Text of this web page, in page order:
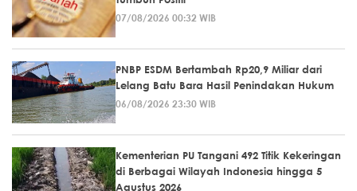
07/08/2026 00:32 WIB
PNBP ESDM Bertambah Rp20,9 Miliar dari
Lelang Batu Bara Hasil Penindakan Hukum
06/08/2026 23:30 WIB
Kementerian PU Tangani 492 Titik Kekeringan
di Berbagai Wilayah Indonesia hingga 5
Agustus 2026